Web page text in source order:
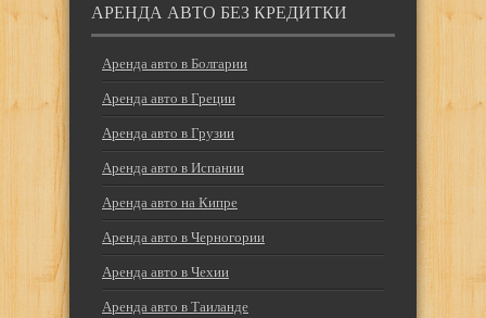
АРЕНДА АВТО БЕЗ КРЕДИТКИ
Аренда авто в Болгарии
Аренда авто в Греции
Аренда авто в Грузии
Аренда авто в Испании
Аренда авто на Кипре
Аренда авто в Черногории
Аренда авто в Чехии
Аренда авто в Таиланде